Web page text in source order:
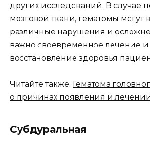
других исследований. В случае
мозговой ткани, гематомы могут
различные нарушения и
важно своевременное лечение и
восстановление здоровья
Читайте также: Гематома
о причинах появления и лечении
Субдуральная